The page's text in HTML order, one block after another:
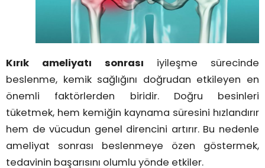
Kırık ameliyatı sonrası iyileşme sürecinde
beslenme, kemik sağlığını doğrudan etkileyen en
önemli faktörlerden biridir. Doğru besinleri
tüketmek, hem kemiğin kaynama süresini hızlandırır
hem de vücudun genel direncini artırır. Bu nedenle
ameliyat sonrası beslenmeye özen göstermek,
tedavinin başarısını olumlu yönde etkiler.